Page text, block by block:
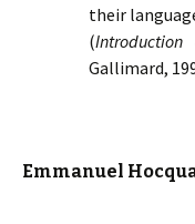
their
(
Gallimard,
Emmanuel